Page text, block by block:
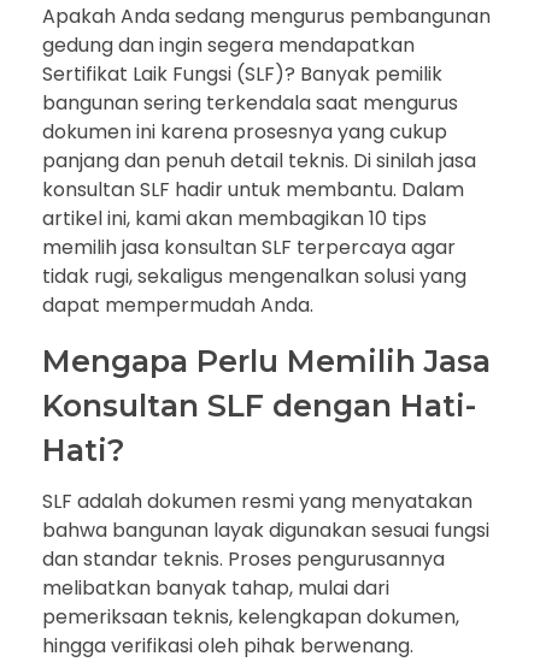
Apakah Anda sedang mengurus pembangunan
gedung dan ingin segera mendapatkan
Sertifikat Laik Fungsi (SLF)? Banyak pemilik
bangunan sering terkendala saat mengurus
dokumen ini karena prosesnya yang cukup
panjang dan penuh detail teknis. Di sinilah jasa
konsultan SLF hadir untuk membantu. Dalam
artikel ini, kami akan membagikan 10 tips
memilih jasa konsultan SLF terpercaya agar
tidak rugi, sekaligus mengenalkan solusi yang
dapat mempermudah Anda.
Mengapa Perlu Memilih Jasa
Konsultan SLF dengan Hati-
Hati?
SLF adalah dokumen resmi yang menyatakan
bahwa bangunan layak digunakan sesuai fungsi
dan standar teknis. Proses pengurusannya
melibatkan banyak tahap, mulai dari
pemeriksaan teknis, kelengkapan dokumen,
hingga verifikasi oleh pihak berwenang.